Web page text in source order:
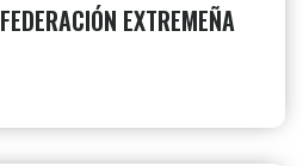
FEDERACIÓN EXTREMEÑA